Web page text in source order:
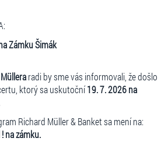
a obuv. Počas predstavenia nie je
pretože obmedzujú viditeľnosť.
Zámku Šimák
radi by sme vás informovali, že došlo
ktorý sa uskutoční19. 7. 2026 na
Richard Müller & Banket sa mení na:
na zámku.